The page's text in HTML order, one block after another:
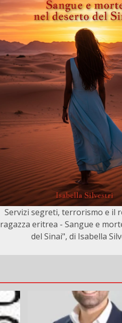
Servizi segreti, terrorismo e il
ragazza eritrea - Sangue e
del Sinai", di Isabella